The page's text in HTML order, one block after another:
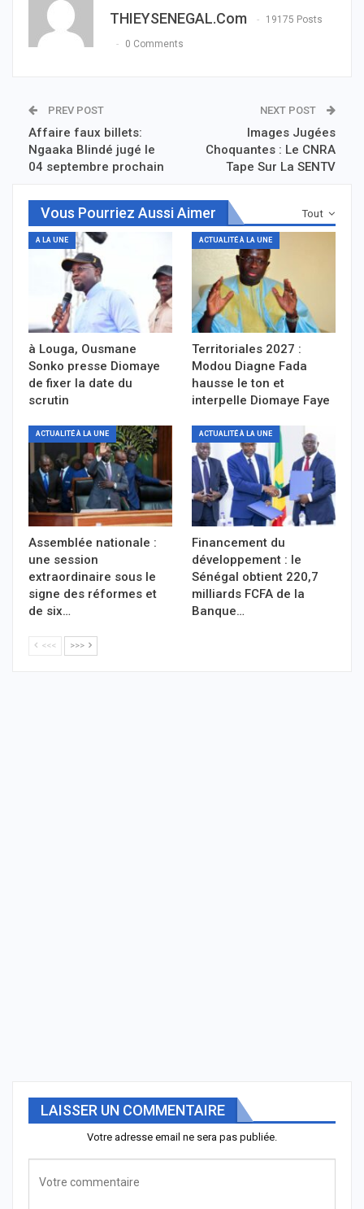
THIEYSENEGAL.com
19175 Posts
0 Comments
PREV POST
Affaire faux billets:
Ngaaka Blindé jugé le
04 septembre prochain
NEXT POST
Images Jugées
Choquantes : Le CNRA
Tape Sur La SENTV
Tout
Vous Pourriez Aussi Aimer
A LA UNE
à Louga, Ousmane
Sonko presse Diomaye
de fixer la date du
scrutin
ACTUALITÉ À LA UNE
Territoriales 2027 :
Modou Diagne Fada
hausse le ton et
interpelle Diomaye Faye
ACTUALITÉ À LA UNE
Assemblée nationale :
une session
extraordinaire sous le
signe des réformes et
de six…
ACTUALITÉ À LA UNE
Financement du
développement : le
Sénégal obtient 220,7
milliards FCFA de la
Banque…
<<< >>>
LAISSER UN COMMENTAIRE
Votre adresse email ne sera pas publiée.